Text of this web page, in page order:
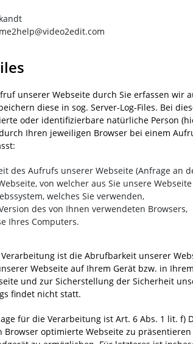
unserer Webseite durch Sie erfassen wir
diese in sog. Server-Log-Files. Bei
oder identifizierbare natürliche Person
Ihren jeweiligen Browser bei einem
des Aufrufs unserer Webseite (Anfrage an
von welcher aus Sie unsere
welches Sie verwenden,
des von Ihnen verwendeten Browsers,
Ihres Computers.
ist die Abrufbarkeit unserer
Webseite auf Ihrem Gerät bzw. in
und zur Sicherstellung der Sicherheit
findet nicht statt.
für die Verarbeitung ist Art. 6 Abs. 1 lit. f)
Browser optimierte Webseite zu